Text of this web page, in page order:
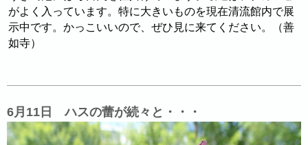
がよく入っています。特に大きいものを現在清流館内で展
示中です。かっこいいので、ぜひ見に来てください。（善
如寺）
6月11日 ハスの蕾が続々と・・・